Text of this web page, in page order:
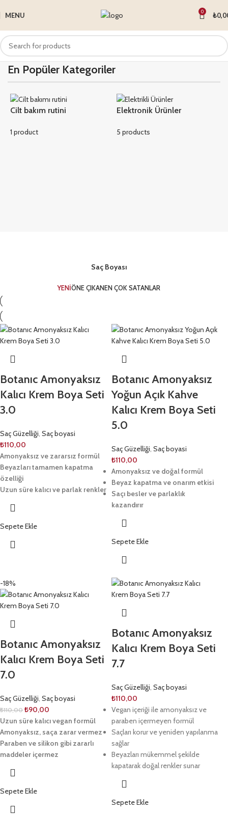
MENU 0 ₺
En Popüler Kategoriler
Cilt bakım rutini
1 product
Elektronik Ürünler
5 products
Saç Boyası
YENİÖNE ÇIKANEN ÇOK SATANLAR
Botanıc Amonyaksız
Kalıcı Krem Boya Seti
3.0
Saç Güzelliği, Saç boyasi
₺110,00
Amonyaksız ve zararsız formül
Beyazları tamamen kapatma
özelliği
Uzun süre kalıcı ve parlak renkler
Sepete Ekle
Botanıc Amonyaksız
Yoğun Açık Kahve
Kalıcı Krem Boya Seti
5.0
Saç Güzelliği, Saç boyasi
₺110,00
Amonyaksız ve doğal formül
Beyaz kapatma ve onarım etkisi
Saçı besler ve parlaklık
kazandırır
Sepete Ekle
-18%
Botanıc Amonyaksız
Kalıcı Krem Boya Seti
7.0
Saç Güzelliği, Saç boyasi
₺110,00 ₺90,00
Uzun süre kalıcı vegan formül
Amonyaksız, saça zarar vermez
Paraben ve silikon gibi zararlı
maddeler içermez
Sepete Ekle
Botanıc Amonyaksız
Kalıcı Krem Boya Seti
7.7
Saç Güzelliği, Saç boyasi
₺110,00
Vegan içeriği ile amonyaksız ve
paraben içermeyen formül
Saçları korur ve yeniden yapılanma
sağlar
Beyazları mükemmel şekilde
kapatarak doğal renkler sunar
Sepete Ekle